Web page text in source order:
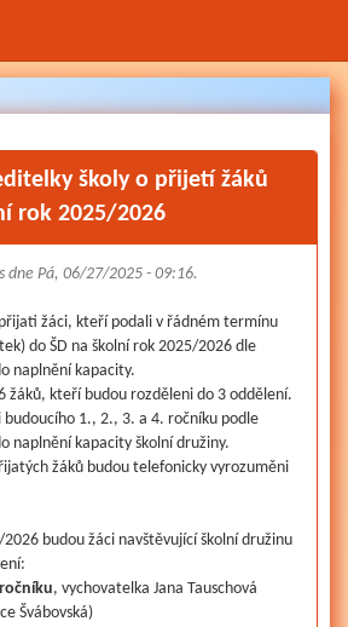
školy o přijetí žáků
rok 2025/2026
dne Pá, 06/27/2025 - 09:16.
žáci, kteří podali v řádném termínu
do ŠD na školní rok 2025/2026 dle
naplnění kapacity.
žáků, kteří budou rozděleni do 3 oddělení.
budoucího 1., 2., 3. a 4. ročníku podle
naplnění kapacity školní družiny.
žáků budou telefonicky vyrozuměni
budou žáci navštěvující školní družinu
, vychovatelka Jana Tauschová
Švábovská)